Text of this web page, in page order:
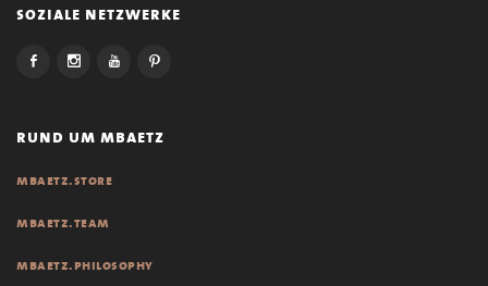
soziale netzwerke
rund um mbaetz
mbaetz.store
mbaetz.team
mbaetz.philosophy